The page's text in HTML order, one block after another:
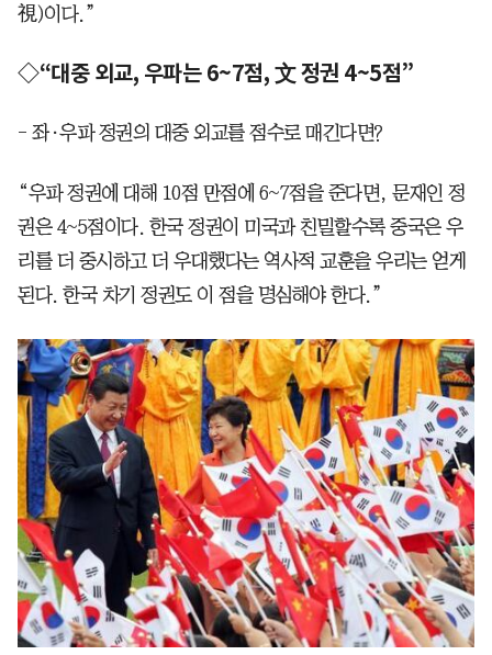
視)이다.”
◇“대중 외교, 우파는 6~7점, 文 정권 4~5점”
- 좌·우파 정권의 대중 외교를 점수로 매긴다면?
“우파 정권에 대해 10점 만점에 6~7점을 준다면, 문재인 정
권은 4~5점이다. 한국 정권이 미국과 친밀할수록 중국은 우
리를 더 중시하고 더 우대했다는 역사적 교훈을 우리는 얻게
된다. 한국 차기 정권도 이 점을 명심해야 한다.”